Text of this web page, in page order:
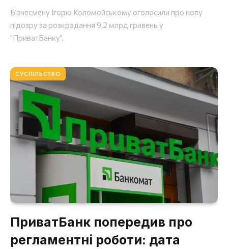
Бізнесмену Ігорю Коломойському оголосили про нову
підозру за розкрадання 9,2 млрд гривень у
"ПриватБанку".
СУСПІЛЬСТВО
ПриватБанк попередив про
регламентні роботи: дата